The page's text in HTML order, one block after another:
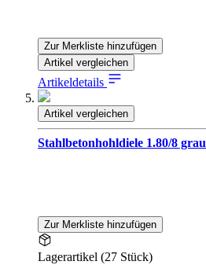
Zur Merkliste hinzufügen
Artikel vergleichen
Artikeldetails
Artikel vergleichen
Stahlbetonhohldiele 1.80/8 grau
Zur Merkliste hinzufügen
Lagerartikel (27 Stück)